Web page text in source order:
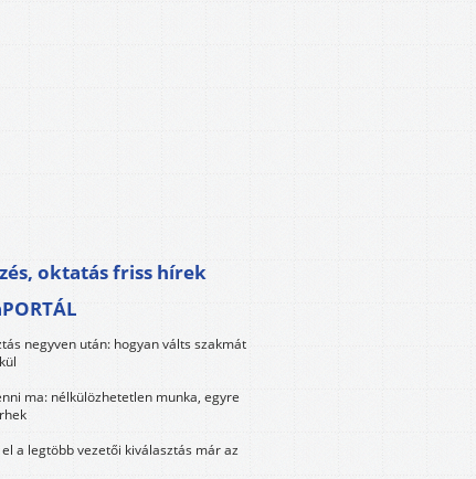
oktatás friss hírek
negyven után: hogyan válts szakmát
ma: nélkülözhetetlen munka, egyre
a legtöbb vezetői kiválasztás már az